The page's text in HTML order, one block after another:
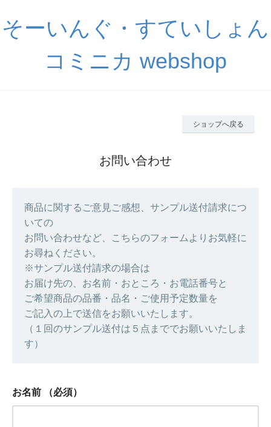
そーいんぐ・すていしょん
コミニカ webshop
ショップへ戻る
お問い合わせ
商品に関するご意見ご感想、サンプル送付請求につ
いての
お問い合わせなど、こちらのフォームよりお気軽に
お尋ねください。
※サンプル送付請求の場合は
お届け先の、お名前・おところ・お電話番号と
ご希望商品の品番・品名・ご使用予定数量を
ご記入の上で送信をお願いいたします。
（１回のサンプル送付は５点まででお願いいたしま
す）
お名前 （必須）